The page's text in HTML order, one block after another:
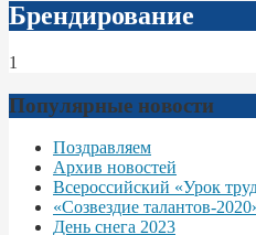
Брендирование
1
Популярные новости
Поздравляем
Архив новостей
Всероссийский «Урок
«Созвездие талантов-
День снега 2023